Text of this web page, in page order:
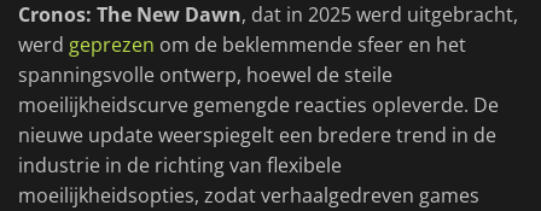
Cronos: The New Dawn, dat in 2025 werd uitgebracht,
werd geprezen om de beklemmende sfeer en het
spanningsvolle ontwerp, hoewel de steile
moeilijkheidscurve gemengde reacties opleverde. De
nieuwe update weerspiegelt een bredere trend in de
industrie in de richting van flexibele
moeilijkheidsopties, zodat verhaalgedreven games